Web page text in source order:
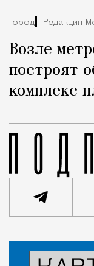
Город Редакция
Возле
построят
комплекс